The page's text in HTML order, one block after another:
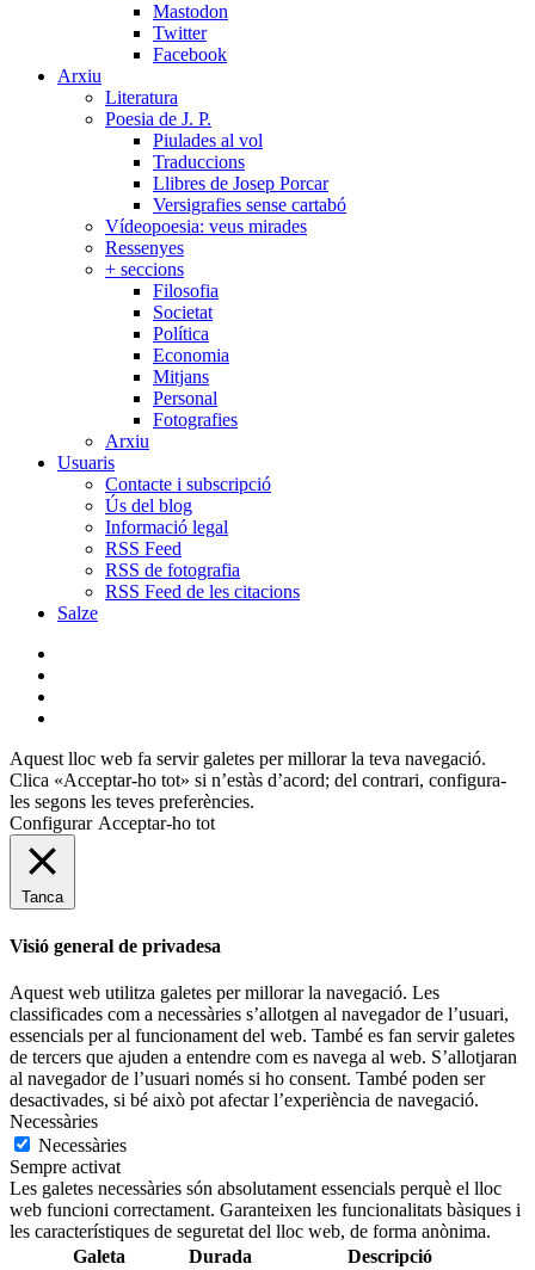
Mastodon
Twitter
Facebook
Arxiu
Literatura
Poesia de J. P.
Piulades al vol
Traduccions
Llibres de Josep Porcar
Versigrafies sense cartabó
Vídeopoesia: veus mirades
Ressenyes
+ seccions
Filosofia
Societat
Política
Economia
Mitjans
Personal
Fotografies
Arxiu
Usuaris
Contacte i subscripció
Ús del blog
Informació legal
RSS Feed
RSS de fotografia
RSS Feed de les citacions
Salze
Aquest lloc web fa servir galetes per millorar la teva navegació.
Clica «Acceptar-ho tot» si n’estàs d’acord; del contrari, configura-
les segons les teves preferències.
Configurar Acceptar-ho tot
Tanca
Visió general de privadesa
Aquest web utilitza galetes per millorar la navegació. Les
classificades com a necessàries s’allotgen al navegador de l’usuari,
essencials per al funcionament del web. També es fan servir galetes
de tercers que ajuden a entendre com es navega al web. S’allotjaran
al navegador de l’usuari només si ho consent. També poden ser
desactivades, si bé això pot afectar l’experiència de navegació.
Necessàries
Necessàries
Sempre activat
Les galetes necessàries són absolutament essencials perquè el lloc
web funcioni correctament. Garanteixen les funcionalitats bàsiques i
les característiques de seguretat del lloc web, de forma anònima.
Galeta
Durada Descripció